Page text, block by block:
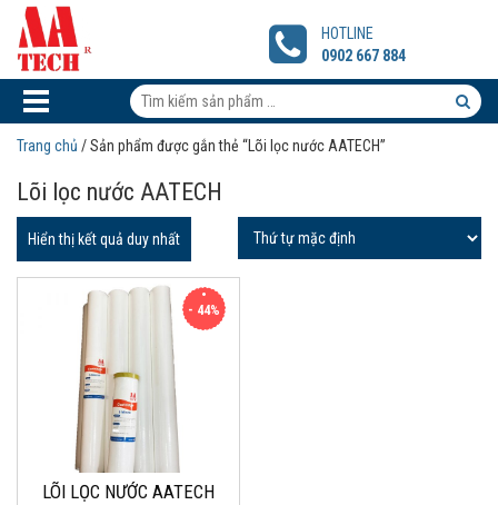
LÕI
LỌC
NƯỚC
AATECH
HOTLINE
0902 667 884
Tìm
phẩm:
phẩm
Trang chủ / Sản phẩm được gắn thẻ “Lõi lọc nước AATECH”
Lõi lọc nước AATECH
Hiển thị kết quả duy nhất
- 44%
LÕI LỌC NƯỚC AATECH